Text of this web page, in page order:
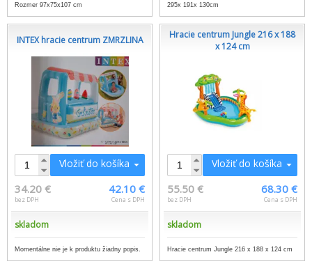
Rozmer 97x75x107 cm 295x 191x 130cm
INTEX hracie centrum ZMRZLINA
Vložiť do košíka
34.20 €
bez DPH
42.10 €
Cena s DPH
skladom
Momentálne nie je k produktu žiadny popis.
Hracie centrum Jungle 216 x 188
x 124 cm
Vložiť do košíka
55.50 €
bez DPH
68.30 €
Cena s DPH
skladom
Hracie centrum Jungle 216 x 188 x 124 cm